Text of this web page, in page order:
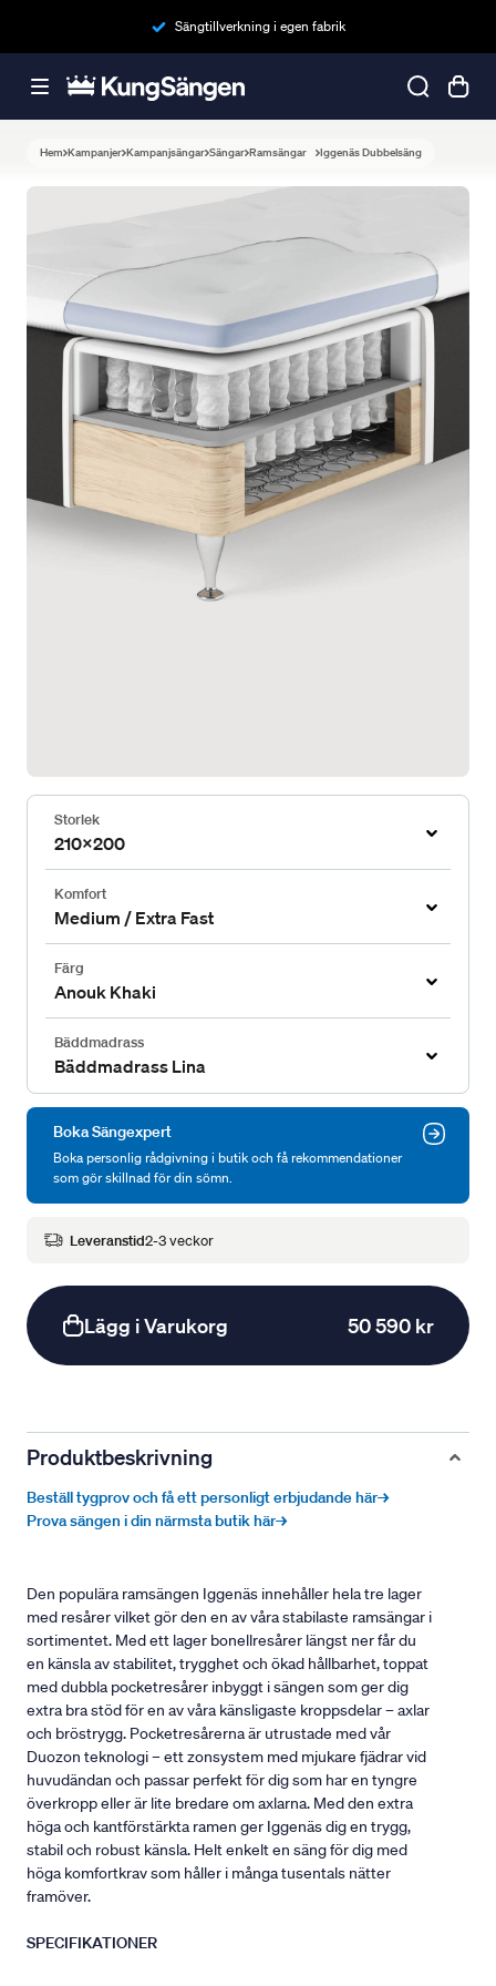
Sängtillverkning i egen fabrik
Hem Kampanjer Kampanjsängar Sängar Ramsängar Iggenäs Dubbelsäng
Storlek
210x200
Komfort
Medium / Extra Fast
Färg
Anouk Khaki
Bäddmadrass
Bäddmadrass Lina
Boka Sängexpert
Boka personlig rådgivning i butik och få rekommendationer
som gör skillnad för din sömn.
Leveranstid2-3 veckor
Lägg i Varukorg 50 590 kr
Produktbeskrivning
Beställ tygprov och få ett personligt erbjudande här→
Prova sängen i din närmsta butik här→
Den populära ramsängen Iggenäs innehåller hela tre lager
med resårer vilket gör den en av våra stabilaste ramsängar i
sortimentet. Med ett lager bonellresårer längst ner får du
en känsla av stabilitet, trygghet och ökad hållbarhet, toppat
med dubbla pocketresårer inbyggt i sängen som ger dig
extra bra stöd för en av våra känsligaste kroppsdelar – axlar
och bröstrygg. Pocketresårerna är utrustade med vår
Duozon teknologi – ett zonsystem med mjukare fjädrar vid
huvudändan och passar perfekt för dig som har en tyngre
överkropp eller är lite bredare om axlarna. Med den extra
höga och kantförstärkta ramen ger Iggenäs dig en trygg,
stabil och robust känsla. Helt enkelt en säng för dig med
höga komfortkrav som håller i många tusentals nätter
framöver.
SPECIFIKATIONER